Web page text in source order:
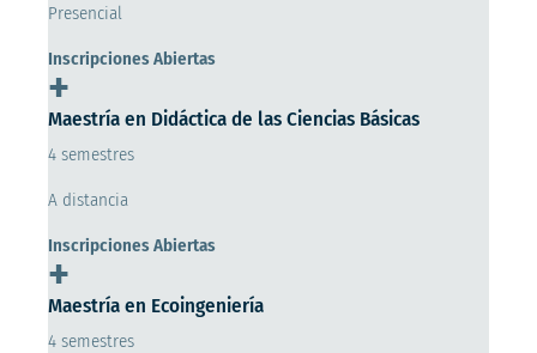
Presencial
Inscripciones Abiertas
+
Maestría en Didáctica de las Ciencias Básicas
4 semestres
A distancia
Inscripciones Abiertas
+
Maestría en Ecoingeniería
4 semestres